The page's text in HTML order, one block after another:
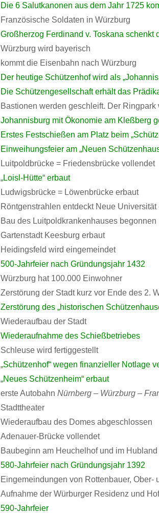
Die 6 Salutkanonen aus dem Jahr 1725
Französische Soldaten in Würzburg
Großherzog Ferdinand v. Toskana
Würzburg wird bayerisch
kommt die Eisenbahn nach Würzburg
Der heutige Schützenhof wird als
Die Schützengesellschaft erhält das
Bastionen werden geschleift. Der Ringpark
Johannisburg mit Ökonomie am Kleßberg
Erstes Festschießen am Platz beim
Einweihungsfeier am „Neuen
Luitpoldbrücke = Friedensbrücke vollendet
„Loisl-Hütte“ erbaut
Ludwigsbrücke = Löwenbrücke erbaut
Röntgenstrahlen entdeckt Neue Universität
Bau des Luitpoldkrankenhauses begonnen
Gartenstadt Keesburg erbaut
Heidingsfeld wird eingemeindet
500-Jahrfeier nach Gründungsjahr 1432
Würzburg hat 100.000 Einwohner
Zerstörung der Stadt kurz vor Ende des 2.
Zerstörung des „historischen
Wiederaufbau der Stadt
Wiederaufnahme des Schießbetriebes
Schleuse wird fertiggestellt
„Schützenhof“ wegen finanzieller Notlage
„Neues Schützenheim“ erbaut
erste Autobahn Nürnberg – Würzburg –
Stadttheater
Wiederaufbau des Domes abgeschlossen
Adenauer-Brücke vollendet
Baubeginn am Heuchelhof und im
580-Jahrfeier nach Gründungsjahr 1392
Eingemeindungen von Rottenbauer,
Aufnahme der Würburger Residenz und
590-Jahrfeier